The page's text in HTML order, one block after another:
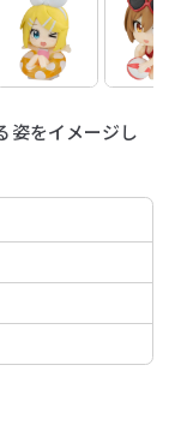
姿をイメージし